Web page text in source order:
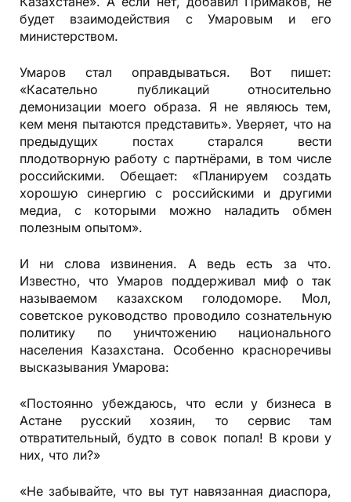
будет взаимодействия с Умаровым и его
министерством.
Умаров стал оправдываться. Вот пишет:
«Касательно публикаций относительно
демонизации моего образа. Я не являюсь тем,
кем меня пытаются представить». Уверяет, что на
предыдущих постах старался вести
плодотворную работу с партнёрами, в том числе
российскими. Обещает: «Планируем создать
хорошую синергию с российскими и другими
медиа, с которыми можно наладить обмен
полезным опытом».
И ни слова извинения. А ведь есть за что.
Известно, что Умаров поддерживал миф о так
называемом казахском голодоморе. Мол,
советское руководство проводило сознательную
политику по уничтожению национального
населения Казахстана. Особенно красноречивы
высказывания Умарова:
«Постоянно убеждаюсь, что если у бизнеса в
Астане русский хозяин, то сервис там
отвратительный, будто в совок попал! В крови у
них, что ли?»
«Не забывайте, что вы тут навязанная диаспора,